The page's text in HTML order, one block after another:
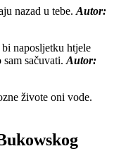
nazad u tebe.Autor:
naposljetku htjele
sam sačuvati.Autor:
živote oni vode.